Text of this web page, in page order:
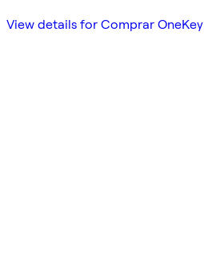
View details for Comprar OneKey